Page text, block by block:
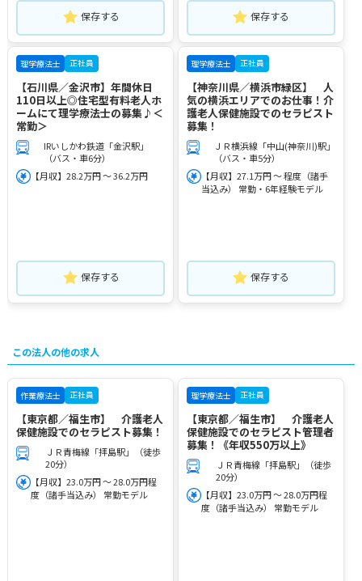
保存する 保存する
理学療法士 正社員
【石川県／金沢市】年間休日
110日以上◎住宅型有料老人ホ
ームにて理学療法士の募集♪＜
常勤＞
IRいしかわ鉄道「金沢駅」
（バス・車6分）
【月収】28.2万円 ～ 36.2万円
保存する
理学療法士 正社員
【神奈川県／横浜市緑区】 人
気の横浜エリアでのお仕事！介
護老人保健施設でのセラピスト
募集！
ＪＲ横浜線「中山(神奈川)駅」
（バス・車5分）
【月収】27.1万円 ～ 程度（諸手
当込み） 常勤・6年経験モデル
保存する
この法人の他の求人
作業療法士 正社員
【東京都／福生市】 介護老人
保健施設でのセラピスト募集！
ＪＲ青梅線「拝島駅」（徒歩
20分）
【月収】23.0万円 ～ 28.0万円程
度（諸手当込み） 常勤モデル
理学療法士 正社員
【東京都／福生市】 介護老人
保健施設でのセラピスト管理者
募集！《年収550万以上》
ＪＲ青梅線「拝島駅」（徒歩
20分）
【月収】23.0万円 ～ 28.0万円程
度（諸手当込み） 常勤モデル